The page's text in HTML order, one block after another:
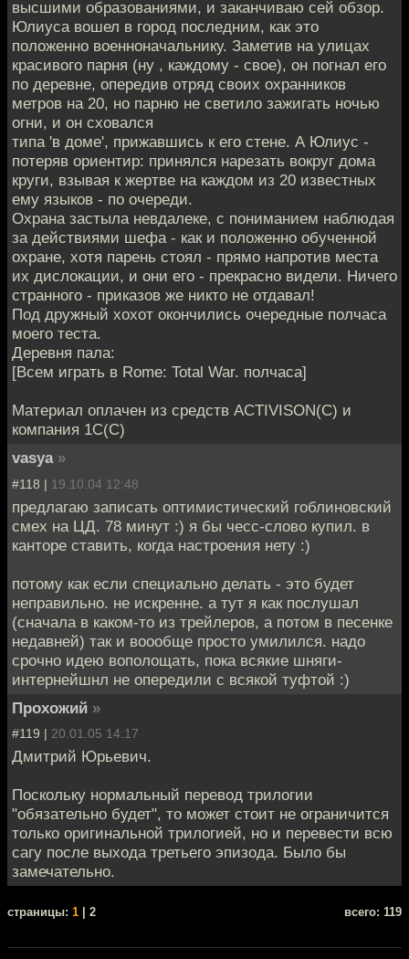
высшими образованиями, и заканчиваю сей обзор.
Юлиуса вошел в город последним, как это
положенно военноначальнику. Заметив на улицах
красивого парня (ну , каждому - свое), он погнал его
по деревне, опередив отряд своих охранников
метров на 20, но парню не светило зажигать ночью
огни, и он сховался
типа 'в доме', прижавшись к его стене. А Юлиус -
потеряв ориентир: принялся нарезать вокруг дома
круги, взывая к жертве на каждом из 20 известных
ему языков - по очереди.
Охрана застыла невдалеке, с пониманием наблюдая
за действиями шефа - как и положенно обученной
охране, хотя парень стоял - прямо напротив места
их дислокации, и они его - прекрасно видели. Ничего
странного - приказов же никто не отдавал!
Под дружный хохот окончились очередные полчаса
моего теста.
Деревня пала:
[Всем играть в Rome: Total War. полчаса]
Материал оплачен из средств ACTIVISON(C) и
компания 1C(C)
vasya »
#118 | 19.10.04 12:48
предлагаю записать оптимистический гоблиновский
смех на ЦД. 78 минут :) я бы чесс-слово купил. в
канторе ставить, когда настроения нету :)
потому как если специально делать - это будет
неправильно. не искренне. а тут я как послушал
(сначала в каком-то из трейлеров, а потом в песенке
недавней) так и воообще просто умилился. надо
срочно идею вополощать, пока всякие шняги-
интернейшнл не опередили с всякой туфтой :)
Прохожий »
#119 | 20.01.05 14:17
Дмитрий Юрьевич.
Поскольку нормальный перевод трилогии
"обязательно будет", то может стоит не ограничится
только оригинальной трилогией, но и перевести всю
сагу после выхода третьего эпизода. Было бы
замечательно.
cтраницы: 1 | 2 всего: 119